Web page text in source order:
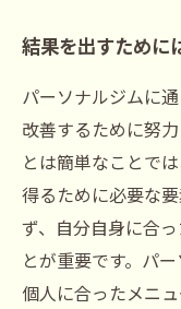
結果を出すために
パーソナルジムに
改善するために努
とは簡単なことで
得るために必要な
ず、自分自身に合
とが重要です。パ
個人に合ったメニ